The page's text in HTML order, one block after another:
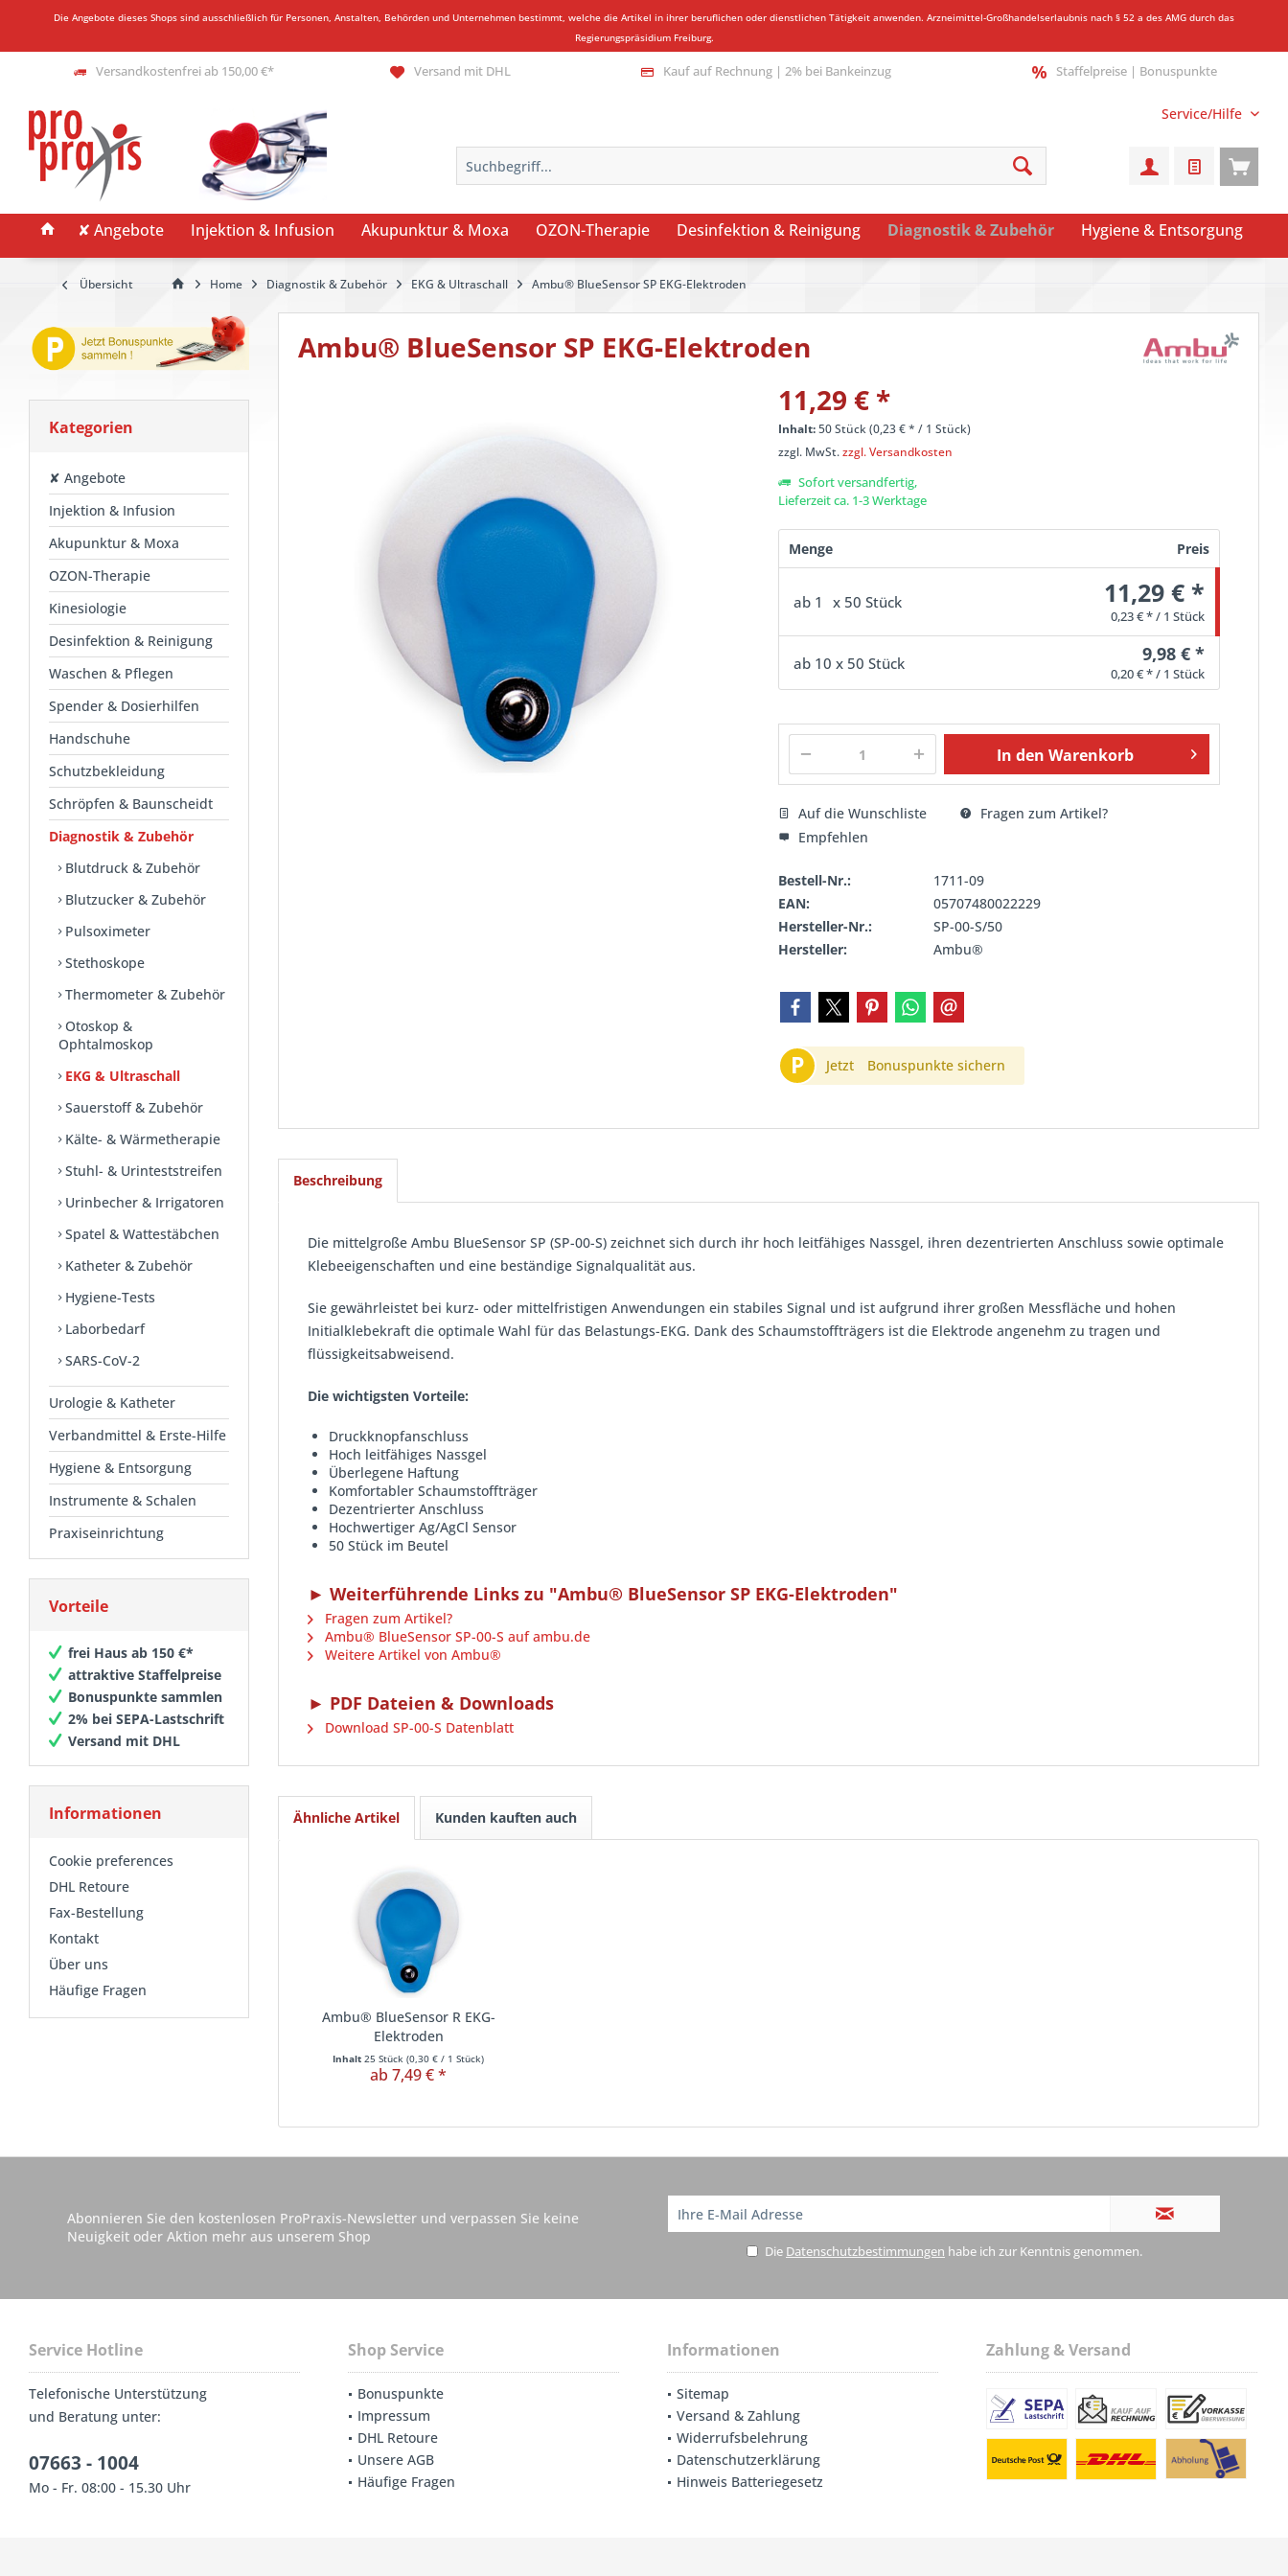
Die Angebote dieses Shops sind ausschließlich für Personen, Anstalten, Behörden und Unternehmen bestimmt, welche die Artikel in ihrer beruflichen oder dienstlichen Tätigkeit anwenden. Arzneimittel-Großhandelserlaubnis nach § 52 a des AMG durch das
Regierungspräsidium Freiburg.
Versandkostenfrei ab 150,00 €* Versand mit DHL Kauf auf Rechnung | 2% bei Bankeinzug Staffelpreise | Bonuspunkte
Service/Hilfe
✘ Angebote Injektion & Infusion Akupunktur & Moxa OZON-Therapie Desinfektion & Reinigung Diagnostik & Zubehör Hygiene & Entsorgung
Übersicht Home Diagnostik & Zubehör EKG & Ultraschall Ambu® BlueSensor SP EKG-Elektroden
Kategorien
✘ Angebote
Injektion & Infusion
Akupunktur & Moxa
OZON-Therapie
Kinesiologie
Desinfektion & Reinigung
Waschen & Pflegen
Spender & Dosierhilfen
Handschuhe
Schutzbekleidung
Schröpfen & Baunscheidt
Diagnostik & Zubehör
Blutdruck & Zubehör
Blutzucker & Zubehör
Pulsoximeter
Stethoskope
Thermometer & Zubehör
Otoskop &
Ophtalmoskop
EKG & Ultraschall
Sauerstoff & Zubehör
Kälte- & Wärmetherapie
Stuhl- & Urinteststreifen
Urinbecher & Irrigatoren
Spatel & Wattestäbchen
Katheter & Zubehör
Hygiene-Tests
Laborbedarf
SARS-CoV-2
Urologie & Katheter
Verbandmittel & Erste-Hilfe
Hygiene & Entsorgung
Instrumente & Schalen
Praxiseinrichtung
Vorteile
frei Haus ab 150 €*
attraktive Staffelpreise
Bonuspunkte sammlen
2% bei SEPA-Lastschrift
Versand mit DHL
Informationen
Cookie preferences
DHL Retoure
Fax-Bestellung
Kontakt
Über uns
Häufige Fragen
Ambu® BlueSensor SP EKG-Elektroden
11,29 €*
Inhalt:50 Stück (0,23 €* / 1 Stück)
zzgl. MwSt.zzgl. Versandkosten
Sofort versandfertig,
Lieferzeit ca. 1-3 Werktage
Menge Preis
ab 1 x 50 Stück 11,29 € *
0,23 € * / 1 Stück
ab 10 x 50 Stück 9,98 € *
0,20 € * / 1 Stück
In den Warenkorb
Auf die Wunschliste
Fragen zum Artikel?
Empfehlen
Bestell-Nr.:
1711-09
EAN:
05707480022229
Hersteller-Nr.:
SP-00-S/50
Hersteller:
Ambu®
P Jetzt Bonuspunkte sichern
Beschreibung
Die mittelgroße Ambu BlueSensor SP (SP-00-S) zeichnet sich durch ihr hoch leitfähiges Nassgel, ihren dezentrierten Anschluss sowie optimale
Klebeeigenschaften und eine beständige Signalqualität aus.
Sie gewährleistet bei kurz- oder mittelfristigen Anwendungen ein stabiles Signal und ist aufgrund ihrer großen Messfläche und hohen
Initialklebekraft die optimale Wahl für das Belastungs-EKG. Dank des Schaumstoffträgers ist die Elektrode angenehm zu tragen und
flüssigkeitsabweisend.
Die wichtigsten Vorteile:
Druckknopfanschluss
Hoch leitfähiges Nassgel
Überlegene Haftung
Komfortabler Schaumstoffträger
Dezentrierter Anschluss
Hochwertiger Ag/AgCl Sensor
50 Stück im Beutel
► Weiterführende Links zu "Ambu® BlueSensor SP EKG-Elektroden"
Fragen zum Artikel?
Ambu® BlueSensor SP-00-S auf ambu.de
Weitere Artikel von Ambu®
► PDF Dateien & Downloads
Download SP-00-S Datenblatt
Ähnliche Artikel Kunden kauften auch
Ambu® BlueSensor R EKG-
Elektroden
Inhalt25 Stück(0,30 € / 1 Stück)
ab 7,49 € *
Abonnieren Sie den kostenlosen ProPraxis-Newsletter und verpassen Sie keine
Neuigkeit oder Aktion mehr aus unserem Shop
Die Datenschutzbestimmungen habe ich zur Kenntnis genommen.
Service Hotline
Telefonische Unterstützung
und Beratung unter:
07663 - 1004
Mo - Fr. 08:00 - 15.30 Uhr
Shop Service
Bonuspunkte
Impressum
DHL Retoure
Unsere AGB
Häufige Fragen
Informationen
Sitemap
Versand & Zahlung
Widerrufsbelehrung
Datenschutzerklärung
Hinweis Batteriegesetz
Zahlung & Versand